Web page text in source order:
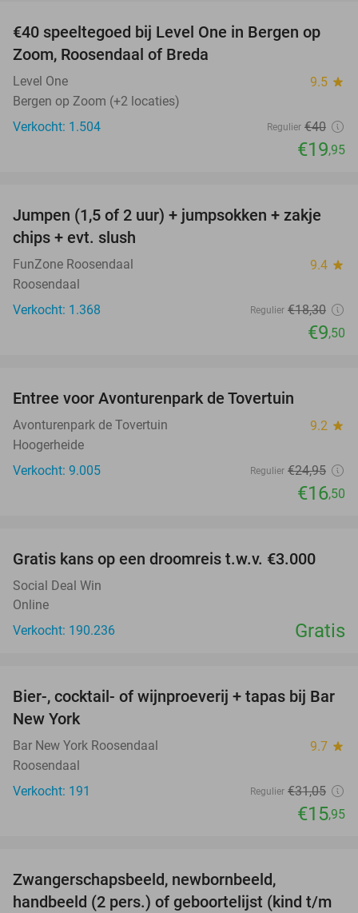
50%
€40 speeltegoed bij Level One in Bergen op
Zoom, Roosendaal of Breda
Level One 9.5 star
Bergen op Zoom (+2 locaties)
Verkocht: 1.504
Regulier €40
€19,95
48%
Jumpen (1,5 of 2 uur) + jumpsokken + zakje
chips + evt. slush
FunZone Roosendaal 9.4 star
Roosendaal
Verkocht: 1.368
Regulier €18,30
€9,50
Entree voor Avonturenpark de Tovertuin
Avonturenpark de Tovertuin 9.2 star
Hoogerheide
Verkocht: 9.005
Regulier €24,95
€16,50
Gratis kans op een droomreis t.w.v. €3.000
Social Deal Win
Online
Verkocht: 190.236
Gratis
49%
Bier-, cocktail- of wijnproeverij + tapas bij Bar
New York
Bar New York Roosendaal 9.7 star
Roosendaal
Verkocht: 191
Regulier €31,05
€15,95
Zwangerschapsbeeld, newbornbeeld,
handbeeld (2 pers.) of geboortelijst (kind t/m